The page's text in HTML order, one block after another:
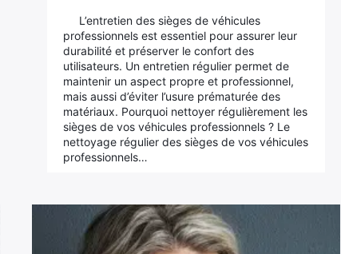
L’entretien des sièges de véhicules
professionnels est essentiel pour assurer leur
durabilité et préserver le confort des
utilisateurs. Un entretien régulier permet de
maintenir un aspect propre et professionnel,
mais aussi d’éviter l’usure prématurée des
matériaux. Pourquoi nettoyer régulièrement les
sièges de vos véhicules professionnels ? Le
nettoyage régulier des sièges de vos véhicules
professionnels…